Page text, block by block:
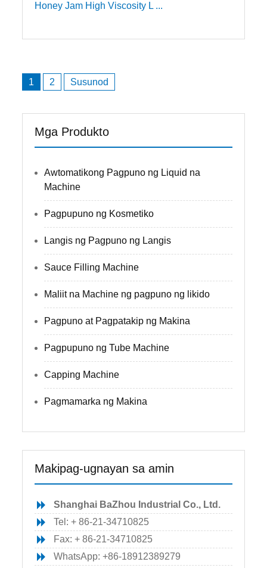
Honey Jam High Viscosity L ...
Nabigasyon
ng
post
1 2 Susunod
Mga Produkto
Awtomatikong Pagpuno ng Liquid na
Machine
Pagpupuno ng Kosmetiko
Langis ng Pagpuno ng Langis
Sauce Filling Machine
Maliit na Machine ng pagpuno ng likido
Pagpuno at Pagpatakip ng Makina
Pagpupuno ng Tube Machine
Capping Machine
Pagmamarka ng Makina
Makipag-ugnayan sa amin
Shanghai BaZhou Industrial Co., Ltd.
Tel: + 86-21-34710825
Fax: + 86-21-34710825
WhatsApp: +86-18912389279